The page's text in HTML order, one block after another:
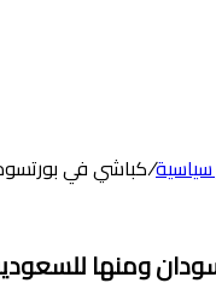
سياسية/كباشي في
ومنها